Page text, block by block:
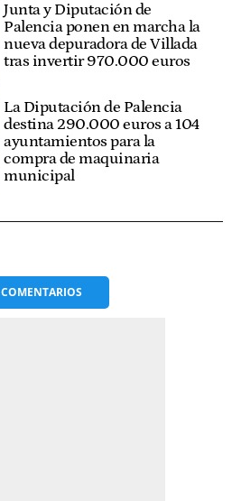
Junta y Diputación de
Palencia ponen en marcha la
nueva depuradora de Villada
tras invertir 970.000 euros
La Diputación de Palencia
destina 290.000 euros a 104
ayuntamientos para la
compra de maquinaria
municipal
COMENTARIOS